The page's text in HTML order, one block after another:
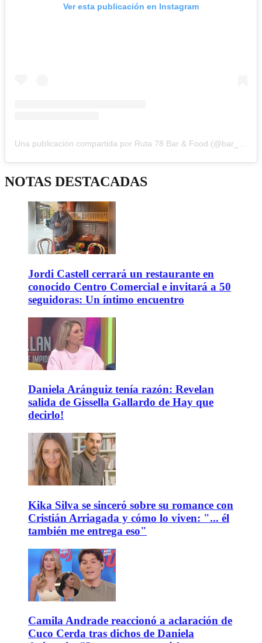
Ver esta publicación en Instagram
Una publicación compartida por Ruta 78 Bar & Food (@bar_r78)
NOTAS DESTACADAS
Jordi Castell cerrará un restaurante en
conocido Centro Comercial e invitará a 50
seguidoras: Un íntimo encuentro
Daniela Aránguiz tenía razón: Revelan
salida de Gissella Gallardo de Hay que
decirlo!
Kika Silva se sinceró sobre su romance con
Cristián Arriagada y cómo lo viven: "... él
también me entrega eso"
Camila Andrade reaccionó a aclaración de
Cuco Cerda tras dichos de Daniela